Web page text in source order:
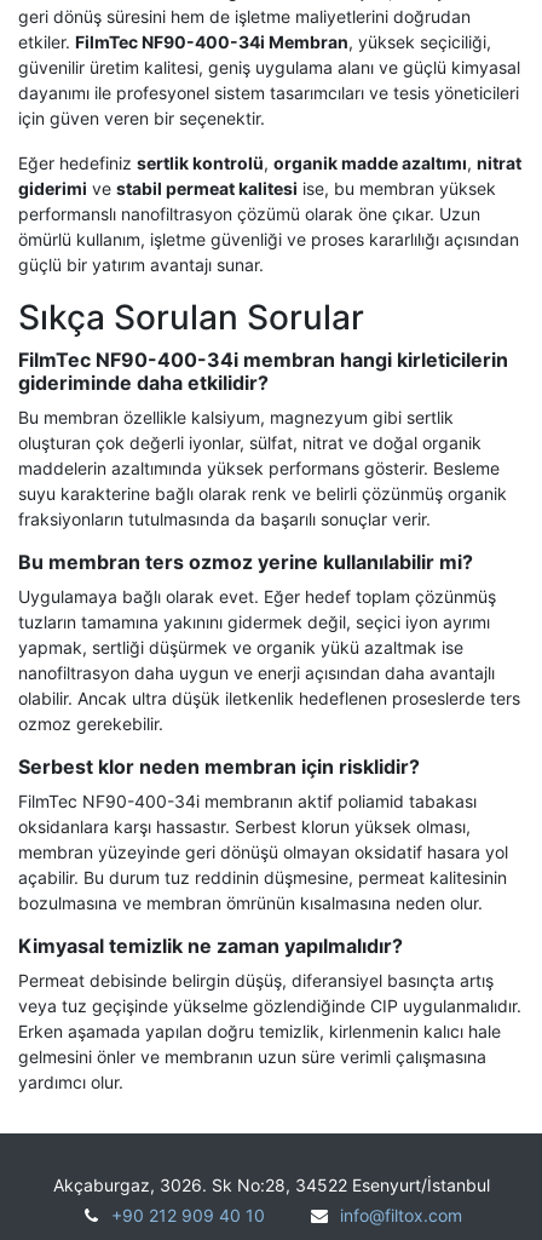
geri dönüş süresini hem de işletme maliyetlerini doğrudan
etkiler. FilmTec NF90-400-34i Membran, yüksek seçiciliği,
güvenilir üretim kalitesi, geniş uygulama alanı ve güçlü kimyasal
dayanımı ile profesyonel sistem tasarımcıları ve tesis yöneticileri
için güven veren bir seçenektir.
Eğer hedefiniz sertlik kontrolü, organik madde azaltımı, nitrat
giderimi ve stabil permeat kalitesi ise, bu membran yüksek
performanslı nanofiltrasyon çözümü olarak öne çıkar. Uzun
ömürlü kullanım, işletme güvenliği ve proses kararlılığı açısından
güçlü bir yatırım avantajı sunar.
Sıkça Sorulan Sorular
FilmTec NF90-400-34i membran hangi kirleticilerin
gideriminde daha etkilidir?
Bu membran özellikle kalsiyum, magnezyum gibi sertlik
oluşturan çok değerli iyonlar, sülfat, nitrat ve doğal organik
maddelerin azaltımında yüksek performans gösterir. Besleme
suyu karakterine bağlı olarak renk ve belirli çözünmüş organik
fraksiyonların tutulmasında da başarılı sonuçlar verir.
Bu membran ters ozmoz yerine kullanılabilir mi?
Uygulamaya bağlı olarak evet. Eğer hedef toplam çözünmüş
tuzların tamamına yakınını gidermek değil, seçici iyon ayrımı
yapmak, sertliği düşürmek ve organik yükü azaltmak ise
nanofiltrasyon daha uygun ve enerji açısından daha avantajlı
olabilir. Ancak ultra düşük iletkenlik hedeflenen proseslerde ters
ozmoz gerekebilir.
Serbest klor neden membran için risklidir?
FilmTec NF90-400-34i membranın aktif poliamid tabakası
oksidanlara karşı hassastır. Serbest klorun yüksek olması,
membran yüzeyinde geri dönüşü olmayan oksidatif hasara yol
açabilir. Bu durum tuz reddinin düşmesine, permeat kalitesinin
bozulmasına ve membran ömrünün kısalmasına neden olur.
Kimyasal temizlik ne zaman yapılmalıdır?
Permeat debisinde belirgin düşüş, diferansiyel basınçta artış
veya tuz geçişinde yükselme gözlendiğinde CIP uygulanmalıdır.
Erken aşamada yapılan doğru temizlik, kirlenmenin kalıcı hale
gelmesini önler ve membranın uzun süre verimli çalışmasına
yardımcı olur.
Akçaburgaz, 3026. Sk No:28, 34522 Esenyurt/İstanbul
+90 212 909 40 10
info@filtox.com